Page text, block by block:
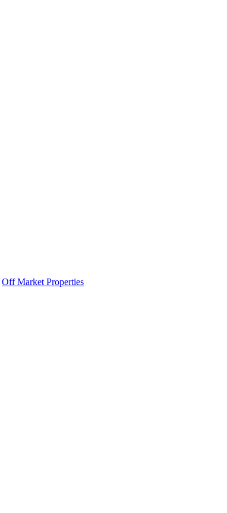
Off Market Properties